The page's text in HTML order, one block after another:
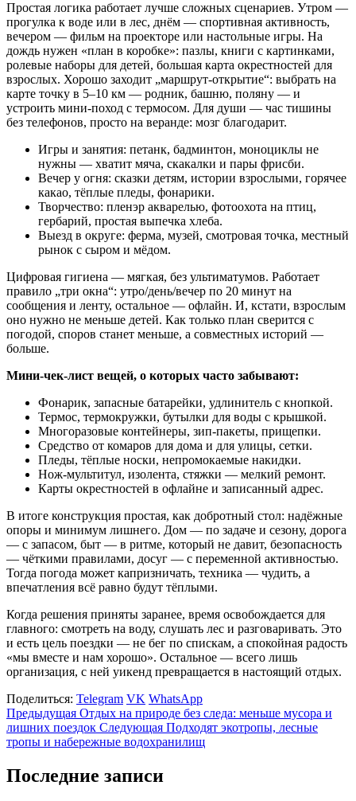
Простая логика работает лучше сложных сценариев. Утром —
прогулка к воде или в лес, днём — спортивная активность,
вечером — фильм на проекторе или настольные игры. На
дождь нужен «план в коробке»: пазлы, книги с картинками,
ролевые наборы для детей, большая карта окрестностей для
взрослых. Хорошо заходит „маршрут-открытие“: выбрать на
карте точку в 5–10 км — родник, башню, поляну — и
устроить мини-поход с термосом. Для души — час тишины
без телефонов, просто на веранде: мозг благодарит.
Игры и занятия: петанк, бадминтон, моноциклы не
нужны — хватит мяча, скакалки и пары фрисби.
Вечер у огня: сказки детям, истории взрослыми, горячее
какао, тёплые пледы, фонарики.
Творчество: пленэр акварелью, фотоохота на птиц,
гербарий, простая выпечка хлеба.
Выезд в округе: ферма, музей, смотровая точка, местный
рынок с сыром и мёдом.
Цифровая гигиена — мягкая, без ультиматумов. Работает
правило „три окна“: утро/день/вечер по 20 минут на
сообщения и ленту, остальное — офлайн. И, кстати, взрослым
оно нужно не меньше детей. Как только план сверится с
погодой, споров станет меньше, а совместных историй —
больше.
Мини-чек-лист вещей, о которых часто забывают:
Фонарик, запасные батарейки, удлинитель с кнопкой.
Термос, термокружки, бутылки для воды с крышкой.
Многоразовые контейнеры, зип-пакеты, прищепки.
Средство от комаров для дома и для улицы, сетки.
Пледы, тёплые носки, непромокаемые накидки.
Нож-мультитул, изолента, стяжки — мелкий ремонт.
Карты окрестностей в офлайне и записанный адрес.
В итоге конструкция простая, как добротный стол: надёжные
опоры и минимум лишнего. Дом — по задаче и сезону, дорога
— с запасом, быт — в ритме, который не давит, безопасность
— чёткими правилами, досуг — с переменной активностью.
Тогда погода может капризничать, техника — чудить, а
впечатления всё равно будут тёплыми.
Когда решения приняты заранее, время освобождается для
главного: смотреть на воду, слушать лес и разговаривать. Это
и есть цель поездки — не бег по спискам, а спокойная радость
«мы вместе и нам хорошо». Остальное — всего лишь
организация, с ней уикенд превращается в настоящий отдых.
Поделиться: Telegram VK WhatsApp
Предыдущая Отдых на природе без следа: меньше мусора и
лишних поездок Следующая Подходят экотропы, лесные
тропы и набережные водохранилищ
Последние записи